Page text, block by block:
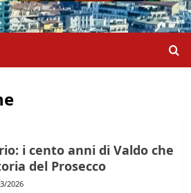
i cento anni di Valdo che
del Prosecco
2026